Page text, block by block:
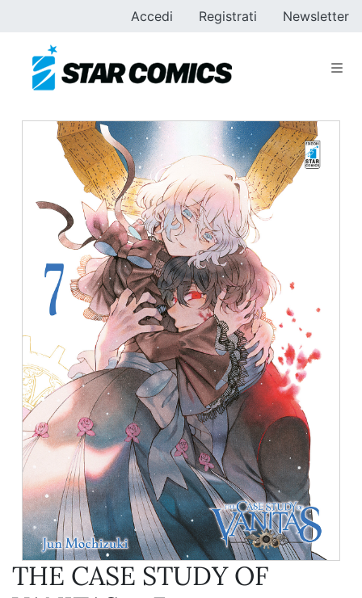
Accedi Registrati Newsletter
THE CASE STUDY OF